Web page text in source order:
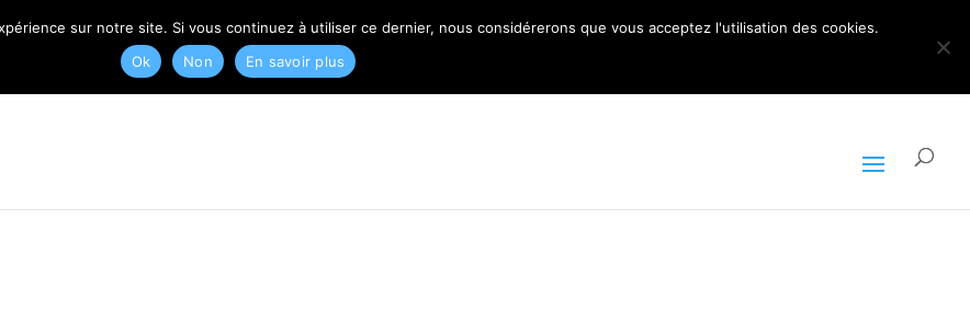
ARTICLES 0
sur notre site. Si vous continuez à utiliser ce dernier, nous considérerons que vous acceptez l'utilisation des cookies.
Ok
Non En savoir plus